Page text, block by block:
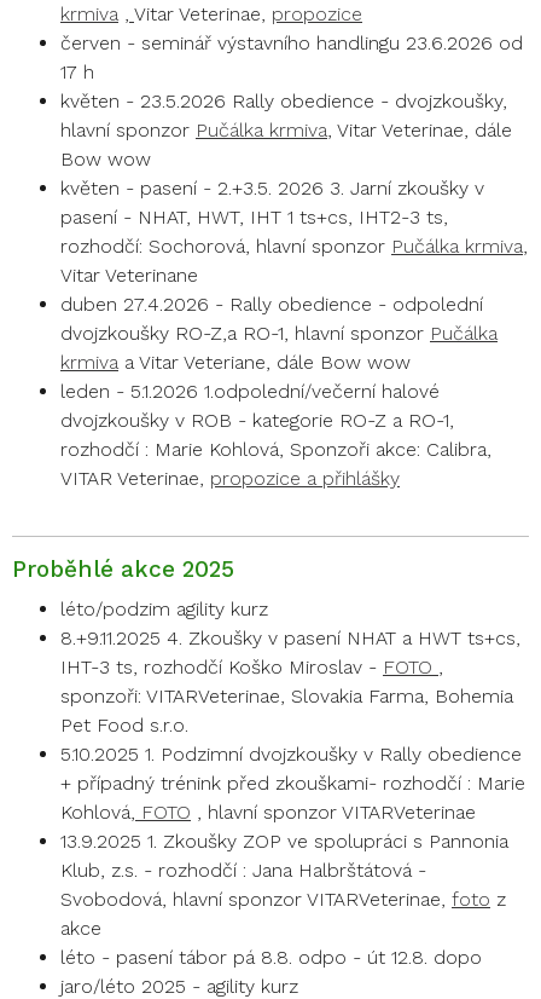
krmiva, Vitar Veterinae, propozice
červen - seminář výstavního handlingu 23.6.2026 od
17 h
květen - 23.5.2026 Rally obedience - dvojzkoušky,
hlavní sponzor Pučálka krmiva, Vitar Veterinae, dále
Bow wow
květen - pasení - 2.+3.5. 2026 3. Jarní zkoušky v
pasení - NHAT, HWT, IHT 1 ts+cs, IHT2-3 ts,
rozhodčí: Sochorová, hlavní sponzor Pučálka krmiva,
Vitar Veterinane
duben 27.4.2026 - Rally obedience - odpolední
dvojzkoušky RO-Z,a RO-1, hlavní sponzor Pučálka
krmivaa Vitar Veteriane, dále Bow wow
leden - 5.1.2026 1.odpolední/večerní halové
dvojzkoušky v ROB - kategorie RO-Z a RO-1,
rozhodčí : Marie Kohlová, Sponzoři akce: Calibra,
VITAR Veterinae, propozice a přihlášky
Proběhlé akce 2025
léto/podzim agility kurz
8.+9.11.2025 4. Zkoušky v pasení NHAT a HWT ts+cs,
IHT-3 ts, rozhodčí Koško Miroslav - FOTO ,
sponzoři: VITARVeterinae, Slovakia Farma, Bohemia
Pet Food s.r.o.
5.10.2025 1. Podzimní dvojzkoušky v Rally obedience
+ případný trénink před zkouškami- rozhodčí : Marie
Kohlová, FOTO , hlavní sponzor VITARVeterinae
13.9.2025 1. Zkoušky ZOP ve spolupráci s Pannonia
Klub, z.s. - rozhodčí : Jana Halbrštátová -
Svobodová, hlavní sponzor VITARVeterinae, foto z
akce
léto - pasení tábor pá 8.8. odpo - út 12.8. dopo
jaro/léto 2025 - agility kurz